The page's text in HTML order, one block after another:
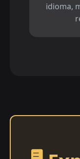
idioma,